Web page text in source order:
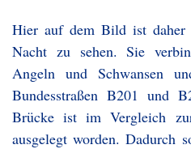
Hier auf dem Bild ist daher
Nacht zu sehen. Sie
Angeln und Schwansen
Bundesstraßen B201 und
Brücke ist im Vergleich
ausgelegt worden. Dadurch